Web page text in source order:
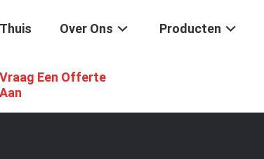
Thuis Over Ons Producten
Vraag Een Offerte
Aan
Aluminium Smeltoven /